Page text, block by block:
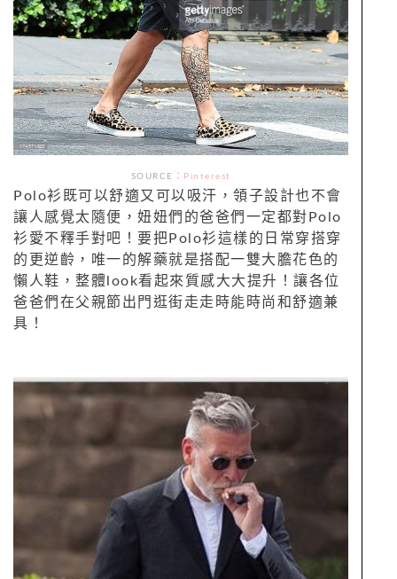
SOURCE： Pinterest
Polo衫既可以舒適又可以吸汗，領子設計也不會
讓人感覺太隨便，妞妞們的爸爸們一定都對Polo
衫愛不釋手對吧！要把Polo衫這樣的日常穿搭穿
的更逆齡，唯一的解藥就是搭配一雙大膽花色的
懶人鞋，整體look看起來質感大大提升！讓各位
爸爸們在父親節出門逛街走走時能時尚和舒適兼
具！